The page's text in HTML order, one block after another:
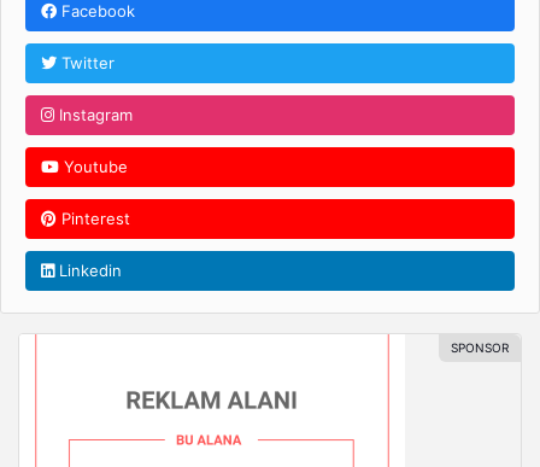
Facebook
Twitter
Instagram
Youtube
Pinterest
Linkedin